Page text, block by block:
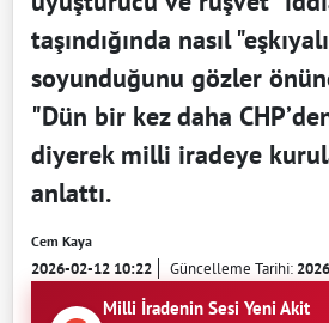
taşındığında nasıl
soyunduğunu gözler
"Dün bir kez daha
diyerek milli iradeye
anlattı.
Cem Kaya
2026-02-12 10:22 Güncelleme Tarihi:
Milli İradenin Sesi Yeni Akit